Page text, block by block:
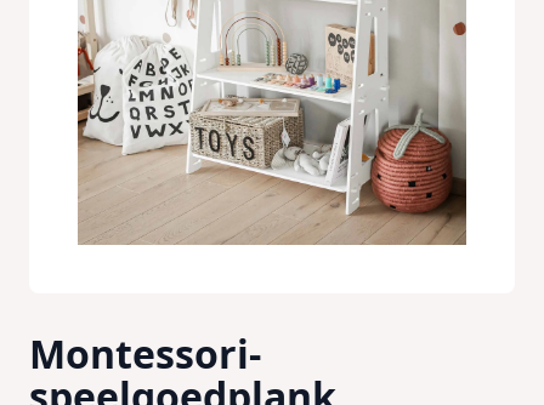
Montessori-